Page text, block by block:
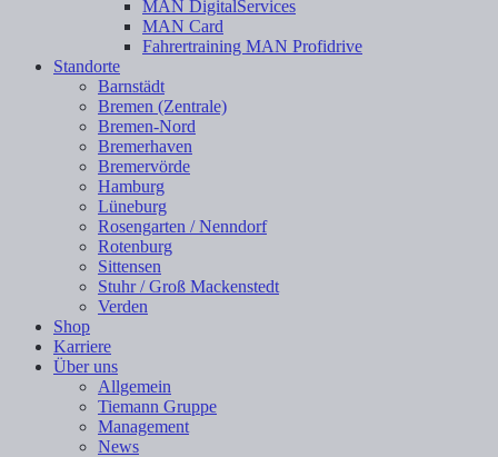
MAN DigitalServices
MAN Card
Fahrertraining MAN Profidrive
Standorte
Barnstädt
Bremen (Zentrale)
Bremen-Nord
Bremerhaven
Bremervörde
Hamburg
Lüneburg
Rosengarten / Nenndorf
Rotenburg
Sittensen
Stuhr / Groß Mackenstedt
Verden
Shop
Karriere
Über uns
Allgemein
Tiemann Gruppe
Management
News